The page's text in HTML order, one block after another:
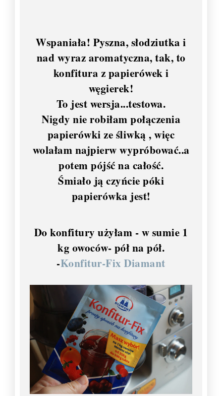
Wspaniała! Pyszna, słodziutka i
nad wyraz aromatyczna, tak, to
konfitura z papierówek i
węgierek!
To jest wersja...testowa.
Nigdy nie robiłam połączenia
papierówki ze śliwką , więc
wolałam najpierw wypróbować..a
potem pójść na całość.
Śmiało ją czyńcie póki
papierówka jest!
Do konfitury użyłam - w sumie 1
kg owoców- pół na pół.
-Konfitur-Fix Diamant